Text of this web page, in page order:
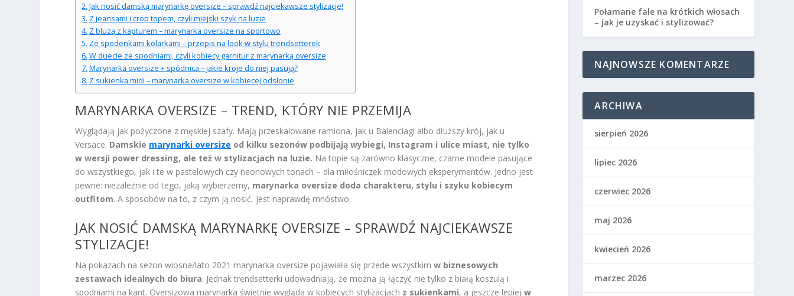
Jak nosić damską marynarkę oversize – sprawdź najciekawsze stylizacje!
Z jeansami i crop topem, czyli miejski szyk na luzie
Z bluzą z kapturem – marynarka oversize na sportowo
Ze spodenkami kolarkami – przepis na look w stylu trendsetterek
W duecie ze spodniami, czyli kobiecy garnitur z marynarką oversize
Marynarka oversize + spódnica – jakie kroje do niej pasują?
Z sukienką midi – marynarka oversize w kobiecej odsłonie
MARYNARKA OVERSIZE – TREND, KTÓRY NIE PRZEMIJA
Wyglądają jak pożyczone z męskiej szafy. Mają przeskalowane ramiona, jak u Balenciagi albo dłuższy krój, jak u
Versace. Damskie marynarki oversize od kilku sezonów podbijają wybiegi, Instagram i ulice miast, nie tylko
w wersji power dressing, ale też w stylizacjach na luzie. Na topie są zarówno klasyczne, czarne modele pasujące
do wszystkiego, jak i te w pastelowych czy neonowych tonach – dla miłośniczek modowych eksperymentów. Jedno jest
pewne: niezależnie od tego, jaką wybierzemy, marynarka oversize doda charakteru, stylu i szyku kobiecym
outfitom. A sposobów na to, z czym ją nosić, jest naprawdę mnóstwo.
JAK NOSIĆ DAMSKĄ MARYNARKĘ OVERSIZE – SPRAWDŹ NAJCIEKAWSZE
STYLIZACJE!
Na pokazach na sezon wiosna/lato 2021 marynarka oversize pojawiała się przede wszystkimw biznesowych
zestawach idealnych do biura. Jednak trendsetterki udowadniają, że można ją łączyć nie tylko z białą koszulą i
spodniami na kant. Oversizowa marynarka świetnie wygląda w kobiecych stylizacjach z sukienkami, a jeszcze lepiejw
Połamane fale na krótkich włosach
– jak je uzyskać i stylizować?
NAJNOWSZE KOMENTARZE
ARCHIWA
sierpień 2026
lipiec 2026
czerwiec 2026
maj 2026
kwiecień 2026
marzec 2026